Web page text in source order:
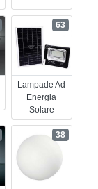
Lampade Ad
Energia
Solare
63
38